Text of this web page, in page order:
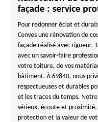
façade : service
Pour redonner éclat et
Cenves une rénovation de
façade réalisé avec rigueur.
avec un savoir-faire
votre toiture, de vos
bâtiment. À 69840, nous
respectueuses et durables
et les traces du temps.
sérieux, écoute et
protection et la valeur de